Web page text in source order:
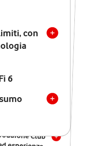
con
6
limiti, con
tecnologia
con Wi-Fi 7
verso
e mobili
Club
esperienze
si disattiva